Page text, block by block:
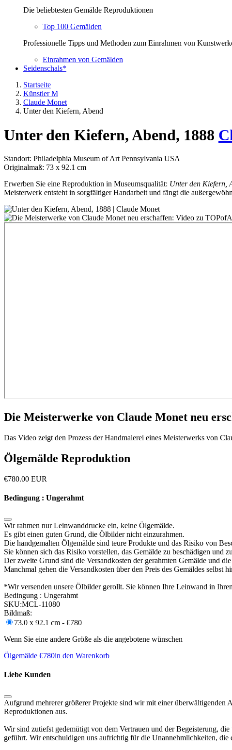
Die beliebtesten Gemälde Reproduktionen
Top 100 Gemälden
Professionelle Tipps und Methoden zum Einrahmen von
Einrahmen von Gemälden
Seidenschals*
Startseite
Künstler M
Claude Monet
Unter den Kiefern, Abend
Unter den Kiefern, Abend, 1888
Standort: Philadelphia Museum of Art Pennsylvania USA
Originalmaß: 73 x 92.1 cm
Erwerben Sie eine Reproduktion in Museumsqualität: Unter den Kiefern,
Meisterwerk entsteht in sorgfältiger Handarbeit und fängt die
Die Meisterwerke von Claude Monet neu
Das Video zeigt den Prozess der Handmalerei eines Meisterwerks von
Ölgemälde Reproduktion
€780.00 EUR
Bedingung : Ungerahmt
Wir rahmen nur Leinwanddrucke ein, keine Ölgemälde.
Es gibt einen guten Grund, die Ölbilder nicht einzurahmen.
Die handgemalten Ölgemälde sind teure Produkte und das Risiko von
Sie können sich das Risiko vorstellen, das Gemälde zu beschädigen und
Der zweite Grund sind die Versandkosten der gerahmten Gemälde und
Manchmal gehen die Versandkosten über den Preis des Gemäldes selbst
*Wir versenden unsere Ölbilder gerollt. Sie können Ihre Leinwand in
Bedingung : Ungerahmt
SKU:MCL-11080
Bildmaß:
73.0 x 92.1 cm - €780
Wenn Sie eine andere Größe als die angebotene wünschen
Ölgemälde €780in den Warenkorb
Liebe Kunden
Aufgrund mehrerer größerer Projekte sind wir mit einer überwältigenden
Reproduktionen aus.
Wir sind zutiefst gedemütigt von dem Vertrauen und der Begeisterung,
geführt. Wir entschuldigen uns aufrichtig für die Unannehmlichkeiten,